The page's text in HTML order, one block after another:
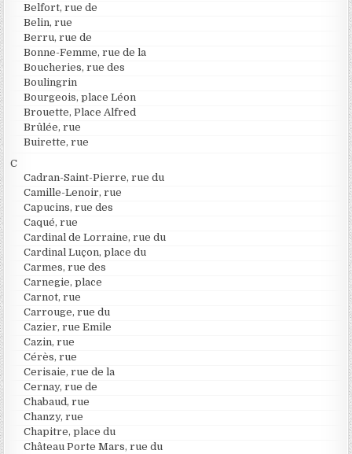
Belfort, rue de
Belin, rue
Berru, rue de
Bonne-Femme, rue de la
Boucheries, rue des
Boulingrin
Bourgeois, place Léon
Brouette, Place Alfred
Brûlée, rue
Buirette, rue
C
Cadran-Saint-Pierre, rue du
Camille-Lenoir, rue
Capucins, rue des
Caqué, rue
Cardinal de Lorraine, rue du
Cardinal Luçon, place du
Carmes, rue des
Carnegie, place
Carnot, rue
Carrouge, rue du
Cazier, rue Emile
Cazin, rue
Cérès, rue
Cerisaie, rue de la
Cernay, rue de
Chabaud, rue
Chanzy, rue
Chapitre, place du
Château Porte Mars, rue du